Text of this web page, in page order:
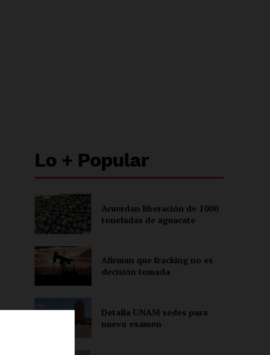
Lo + Popular
Acuerdan liberación de 1000
toneladas de aguacate
Afirman que fracking no es
decisión tomada
Detalla UNAM sedes para
nuevo examen